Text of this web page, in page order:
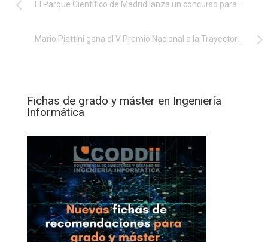
Fichas de grado y máster en Ingeniería
Informática